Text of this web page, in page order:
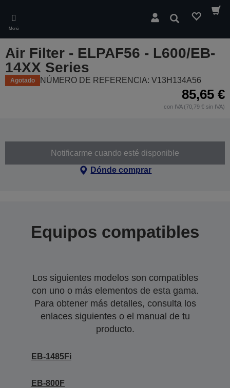
main
content
Menú
Buscar
Air Filter - ELPAF56 - L600/EB-
14XX Series
Agotado NÚMERO DE REFERENCIA: V13H134A56
85,65 €
con IVA (70,79 € sin IVA)
Notificarme cuando esté disponible
Dónde comprar
Equipos compatibles
Los siguientes modelos son compatibles
con uno o más elementos de esta gama.
Para obtener más detalles, consulta los
enlaces siguientes o el manual de tu
producto.
EB-1485Fi
EB-800F